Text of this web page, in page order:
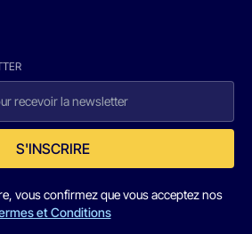
S'INSCRIRE
vous confirmez que vous acceptez nos
et Conditions